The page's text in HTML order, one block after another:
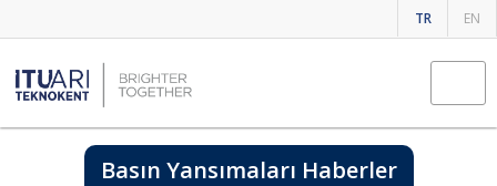
TR EN
Basın Yansımaları Haberler